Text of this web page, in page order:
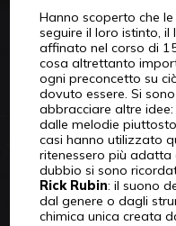
Hanno scoperto che
seguire il loro istinto,
affinato nel corso di
cosa altrettanto
ogni preconcetto su
dovuto essere. Si
abbracciare altre
dalle melodie
casi hanno utilizzato
ritenessero più adatta
dubbio si sono
Rick Rubin: il suono
dal genere o dagli
chimica unica creata